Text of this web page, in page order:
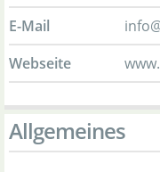
E-Mail
Webseite
Allgemeines